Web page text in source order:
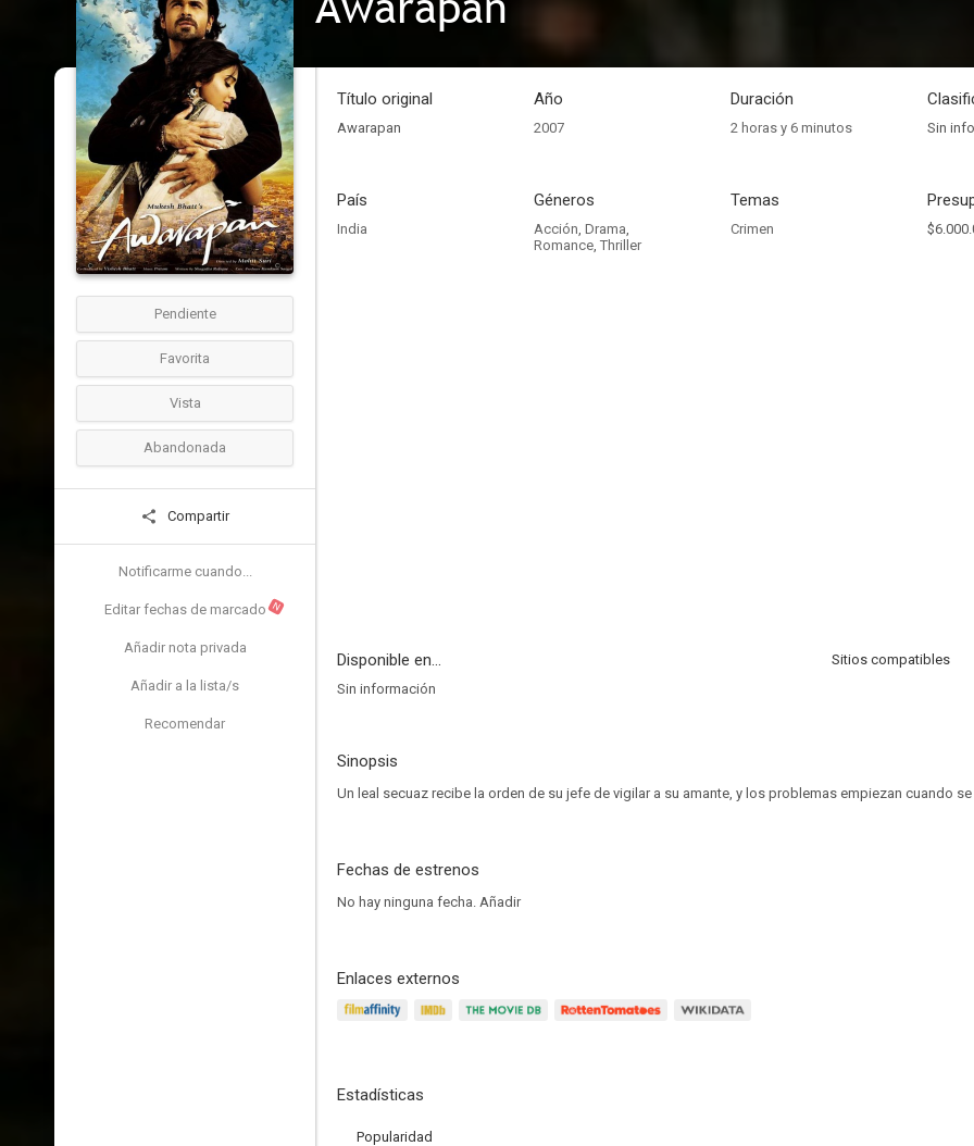
Pendiente
Favorita
Vista
Abandonada
Compartir
Notificarme cuando...
Editar fechas de marcado N
Añadir nota privada
Añadir a la lista/s
Recomendar
Título original
Awarapan
Año
2007
Duración
2 horas y 6 minutos Sin
País
India
Géneros
Acción, Drama,
Romance, Thriller
Temas
Crimen
Disponible en...
Sitios compatibles
Sin información
Sinopsis
Un leal secuaz recibe la orden de su jefe de vigilar a su amante, y los problemas empiezan cuando
Fechas de estrenos
No hay ninguna fecha. Añadir
Enlaces externos
Estadísticas
Popularidad